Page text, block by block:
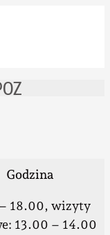
Godzina
18.00, wizyty
13.00 – 14.00